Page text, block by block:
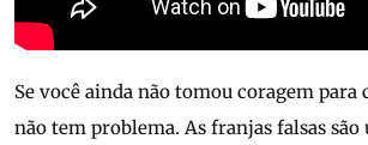
Se você ainda não tomou coragem para
não tem problema. As franjas falsas